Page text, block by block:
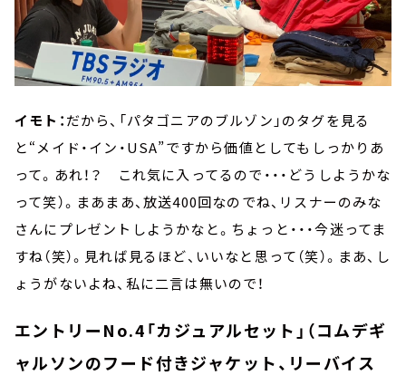
イモト：だから、「パタゴニアのブルゾン」のタグを見る
と“メイド・イン・USA”ですから価値としてもしっかりあ
って。あれ！？ これ気に入ってるので・・・どうしようかな
って笑）。まあまあ、放送400回なのでね、リスナーのみな
さんにプレゼントしようかなと。ちょっと・・・今迷ってま
すね（笑）。見れば見るほど、いいなと思って（笑）。まあ、し
ょうがないよね、私に二言は無いので！
エントリーNo.4「カジュアルセット」（コムデギ
ャルソンのフード付きジャケット、リーバイス